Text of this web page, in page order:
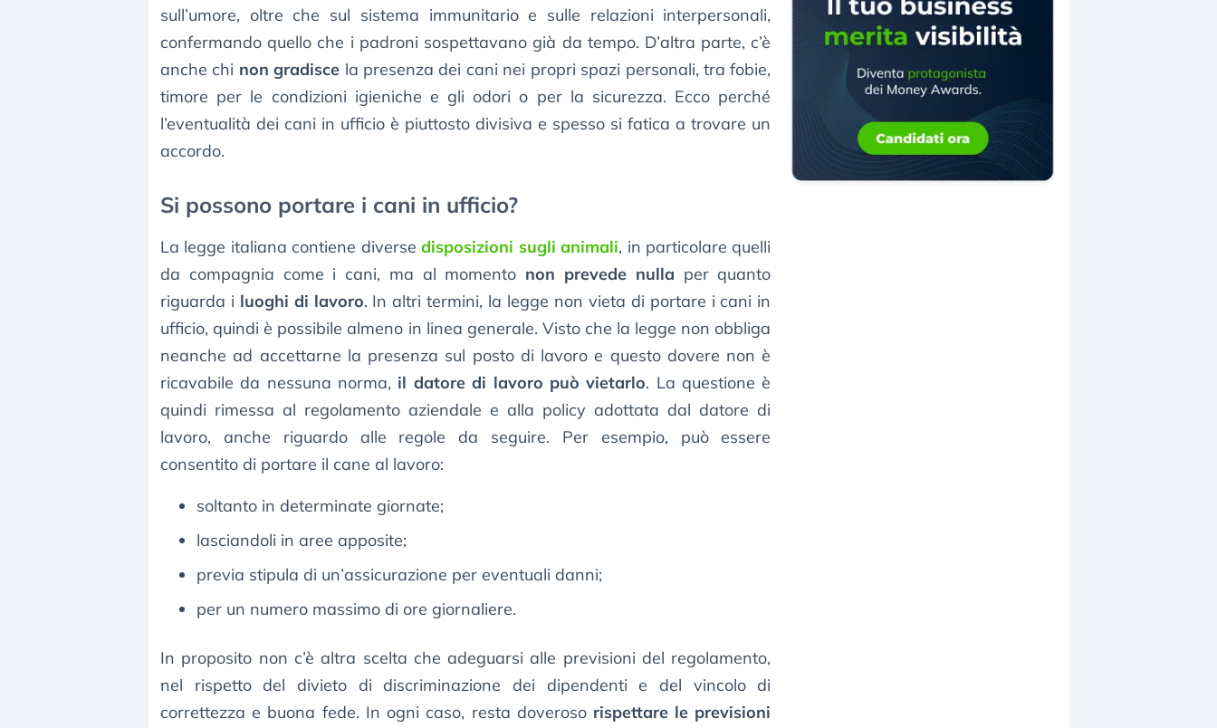
sull’umore, oltre che sul sistema immunitario e sulle relazioni interpersonali,
confermando quello che i padroni sospettavano già da tempo. D’altra parte, c’è
anche chi non gradisce la presenza dei cani nei propri spazi personali, tra fobie,
timore per le condizioni igieniche e gli odori o per la sicurezza. Ecco perché
l’eventualità dei cani in ufficio è piuttosto divisiva e spesso si fatica a trovare un
accordo.
Si possono portare i cani in ufficio?
La legge italiana contiene diversedisposizioni sugli animali, in particolare quelli
da compagnia come i cani, ma al momento non prevede nulla per quanto
riguarda i luoghi di lavoro. In altri termini, la legge non vieta di portare i cani in
ufficio, quindi è possibile almeno in linea generale. Visto che la legge non obbliga
neanche ad accettarne la presenza sul posto di lavoro e questo dovere non è
ricavabile da nessuna norma, il datore di lavoro può vietarlo. La questione è
quindi rimessa al regolamento aziendale e alla policy adottata dal datore di
lavoro, anche riguardo alle regole da seguire. Per esempio, può essere
consentito di portare il cane al lavoro:
soltanto in determinate giornate;
lasciandoli in aree apposite;
previa stipula di un’assicurazione per eventuali danni;
per un numero massimo di ore giornaliere.
In proposito non c’è altra scelta che adeguarsi alle previsioni del regolamento,
nel rispetto del divieto di discriminazione dei dipendenti e del vincolo di
correttezza e buona fede. In ogni caso, resta doveroso rispettare le previsioni